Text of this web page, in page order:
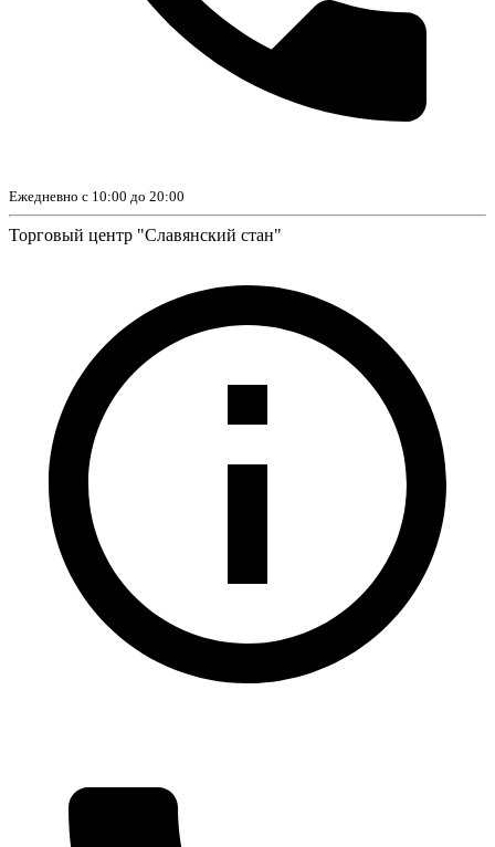
Ежедневно с 10:00 до 20:00
Торговый центр "Славянский стан"